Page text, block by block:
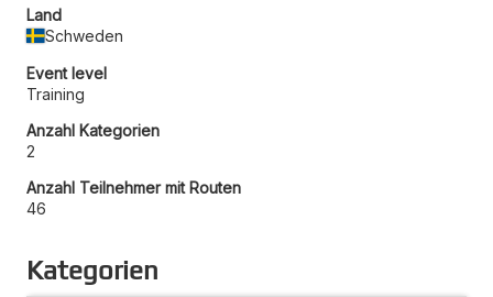
Land
Schweden
Event level
Training
Anzahl Kategorien
2
Anzahl Teilnehmer mit Routen
46
Kategorien